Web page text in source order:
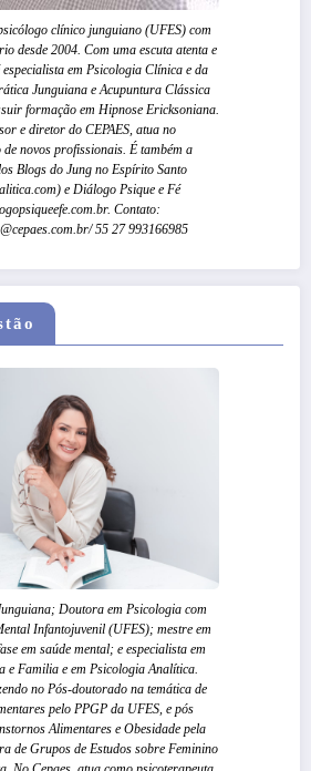
clínico junguiano (UFES) com
desde 2004. Com uma escuta atenta e
em Psicologia Clínica e da
Junguiana e Acupuntura Clássica
formação em Hipnose Ericksoniana.
e diretor do CEPAES, atua no
de novos profissionais. É também a
Blogs do Jung no Espírito Santo
e Diálogo Psique e Fé
Contato:
55 27 993166985
Doutora em Psicologia com
Infantojuvenil (UFES); mestre em
em saúde mental; e especialista em
e Familia e em Psicologia Analítica.
no Pós-doutorado na temática de
pelo PPGP da UFES, e pós
Alimentares e Obesidade pela
de Grupos de Estudos sobre Feminino